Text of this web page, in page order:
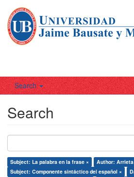
Search
Search
Subject: La palabra en la frase ×
Author: Arrieta
Subject: Componente sintáctico del español ×